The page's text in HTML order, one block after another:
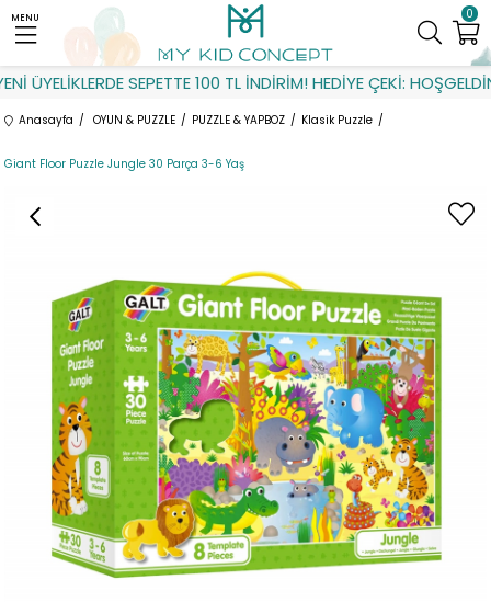
ÜYELİKLERDE SEPETTE 100 TL İNDİRİM! HEDİYE ÇEKİ: HOŞGELDİN
0
MENU
Anasayfa OYUN & PUZZLE PUZZLE & YAPBOZ Klasik Puzzle
Giant Floor Puzzle Jungle 30 Parça 3-6 Yaş